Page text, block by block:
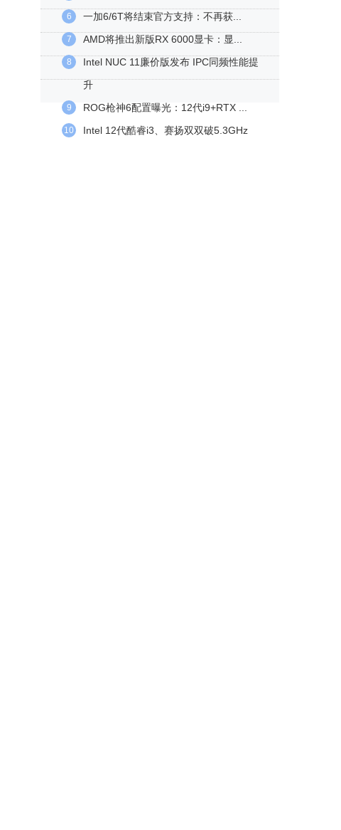
6 一加6/6T将结束官方支持：不再获...
7 AMD将推出新版RX 6000显卡：显...
8
Intel NUC 11廉价版发布 IPC同频性能提
升
9 ROG枪神6配置曝光：12代i9+RTX ...
10 Intel 12代酷睿i3、赛扬双双破5.3GHz